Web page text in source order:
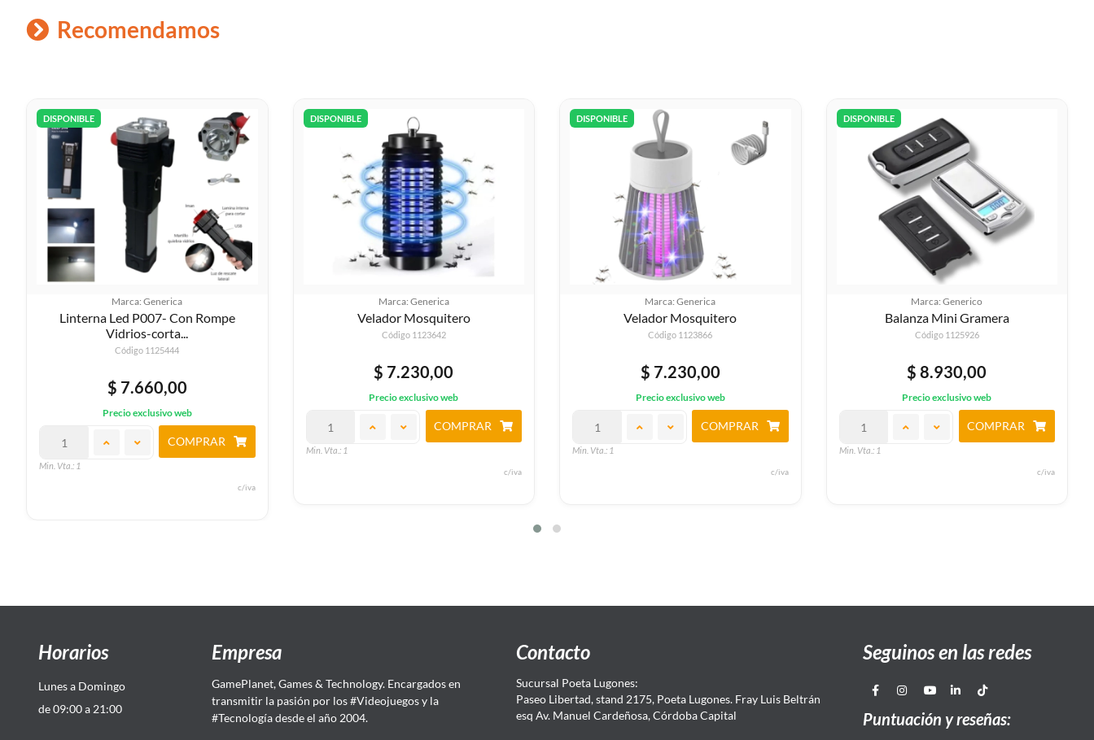
Recomendamos
DISPONIBLE
Marca: Generica
Linterna Led P007- Con Rompe
Vidrios-corta...
Código 1125444
$ 7.660,00
Precio exclusivo web
Min. Vta.: 1
COMPRAR
c/iva
DISPONIBLE
Marca: Generica
Velador Mosquitero
Código 1123642
$ 7.230,00
Precio exclusivo web
Min. Vta.: 1
COMPRAR
c/iva
DISPONIBLE
Marca: Generica
Velador Mosquitero
Código 1123866
$ 7.230,00
Precio exclusivo web
Min. Vta.: 1
COMPRAR
c/iva
DISPONIBLE
Marca: Generico
Balanza Mini Gramera
Código 1125926
$ 8.930,00
Precio exclusivo web
Min. Vta.: 1
COMPRAR
c/iva
Horarios
Lunes a Domingo
de 09:00 a 21:00
Empresa
GamePlanet, Games & Technology. Encargados en
transmitir la pasión por los #Videojuegos y la
#Tecnología desde el año 2004.
Contacto
Sucursal Poeta Lugones:
Paseo Libertad, stand 2175, Poeta Lugones. Fray Luis Beltrán
esq Av. Manuel Cardeñosa, Córdoba Capital
Seguinos en las redes
Puntuación y reseñas: